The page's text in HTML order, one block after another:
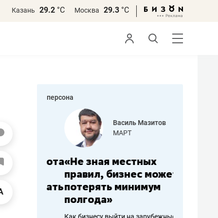
Казань 29.2 °С Москва 29.3 °С
персона
работа
Василь Мазитов
МАРТ
«Не зная местных
правил, бизнес может
потерять минимум
полгода»